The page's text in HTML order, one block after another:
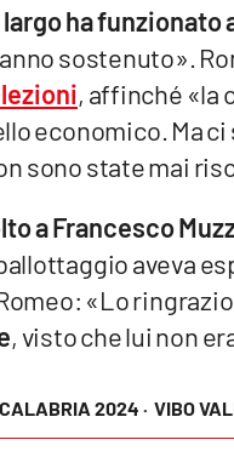
2024 · VIBO
ha funzionato
sostenuto».
, affinché «la
economico. Ma
sono state mai
a Francesco
aveva
«Lo
, visto che lui non